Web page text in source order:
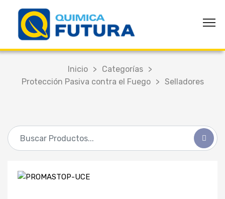
Inicio > Categorías >
Protección Pasiva contra el Fuego
> Selladores